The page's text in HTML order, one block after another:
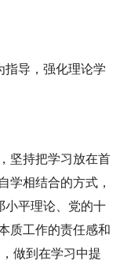
导，强化理论学
坚持把学习放在首
学相结合的方式，
小平理论、党的十
质工作的责任感和
做到在学习中提